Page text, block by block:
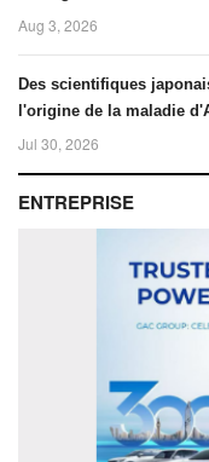
trois organisations
Aug 3, 2026
Des scientifiques
l'origine de la maladie
Jul 30, 2026
ENTREPRISE